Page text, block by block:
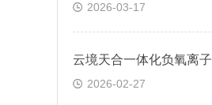
2026-03-17
2026-02-27